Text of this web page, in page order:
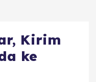
Kirim
ke